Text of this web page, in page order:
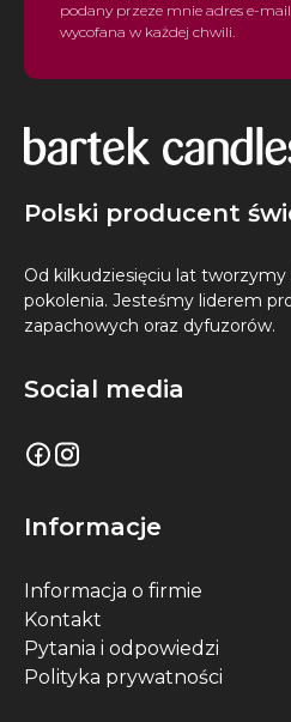
podany przeze mnie adres e-
wycofana w każdej chwili.
Polski producent
Od kilkudziesięciu lat
pokolenia. Jesteśmy liderem
zapachowych oraz dyfuzorów.
Social media
Informacje
Informacja o firmie
Kontakt
Pytania i odpowiedzi
Polityka prywatności